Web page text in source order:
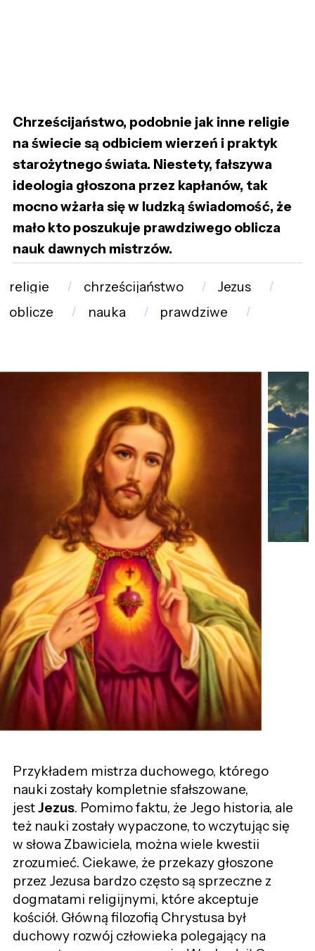
Chrześcijaństwo, podobnie jak inne religie
na świecie są odbiciem wierzeń i praktyk
starożytnego świata. Niestety, fałszywa
ideologia głoszona przez kapłanów, tak
mocno wżarła się w ludzką świadomość, że
mało kto poszukuje prawdziwego oblicza
nauk dawnych mistrzów.
religie chrześcijaństwo
Jezus
oblicze
nauka prawdziwe
Przykładem mistrza duchowego, którego
nauki zostały kompletnie sfałszowane,
jestJezus. Pomimo faktu, że Jego historia, ale
też nauki zostały wypaczone, to wczytując się
w słowa Zbawiciela, można wiele kwestii
zrozumieć. Ciekawe, że przekazy głoszone
przez Jezusa bardzo często są sprzeczne z
dogmatami religijnymi, które akceptuje
kościół. Główną filozofią Chrystusa był
duchowy rozwój człowieka polegający na